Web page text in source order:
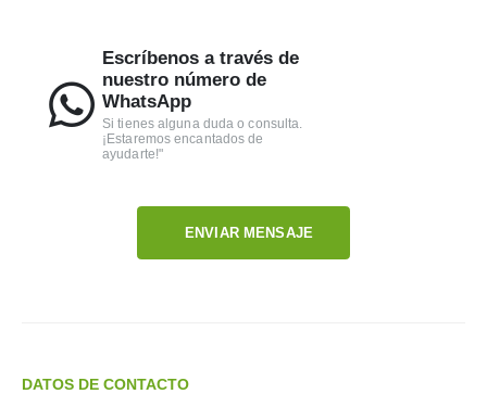
Escríbenos a través de
nuestro número de
WhatsApp
Si tienes alguna duda o consulta.
¡Estaremos encantados de
ayudarte!"
ENVIAR MENSAJE
DATOS DE CONTACTO